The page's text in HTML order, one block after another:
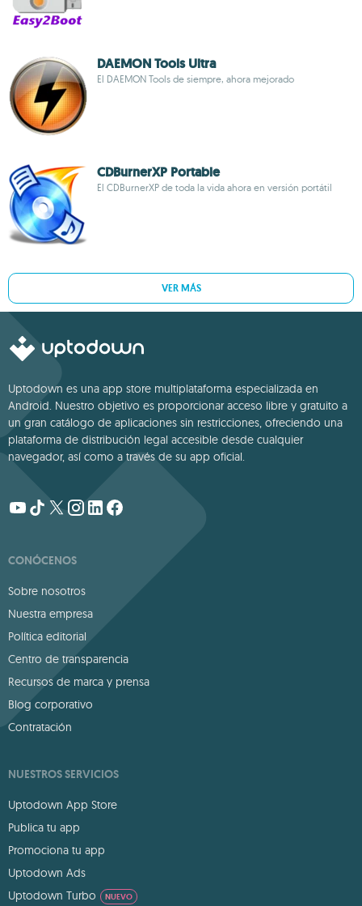
DAEMON Tools Ultra
El DAEMON Tools de siempre, ahora mejorado
CDBurnerXP Portable
El CDBurnerXP de toda la vida ahora en versión portátil
VER MÁS
Uptodown es una app store multiplataforma especializada en
Android. Nuestro objetivo es proporcionar acceso libre y gratuito a
un gran catálogo de aplicaciones sin restricciones, ofreciendo una
plataforma de distribución legal accesible desde cualquier
navegador, así como a través de su app oficial.
CONÓCENOS
Sobre nosotros
Nuestra empresa
Política editorial
Centro de transparencia
Recursos de marca y prensa
Blog corporativo
Contratación
NUESTROS SERVICIOS
Uptodown App Store
Publica tu app
Promociona tu app
Uptodown Ads
Uptodown Turbo
NUEVO